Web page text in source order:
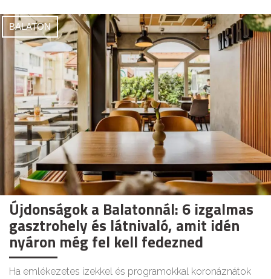
BALATON
Újdonságok a Balatonnál: 6 izgalmas
gasztrohely és látnivaló, amit idén
nyáron még fel kell fedezned
Ha emlékezetes ízekkel és programokkal koronáznátok